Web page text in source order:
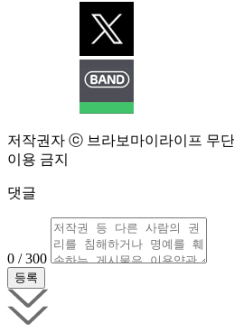
저작권자 ⓒ 브라보마이라이프 무
이용 금지
댓글
0 / 300